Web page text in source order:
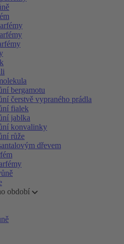
bergamotu
čerstvě vypraného prádla
fialek
jablka
konvalinky
růže
dřevem
období